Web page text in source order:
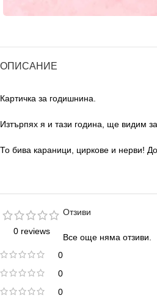
ОПИСАНИЕ
Картичка за годишнина.
Изтърпях я и тази година, ще видим
То бива караници, циркове и нерви!
0 reviews
0
0
0
Отзиви
Все още няма отзиви.